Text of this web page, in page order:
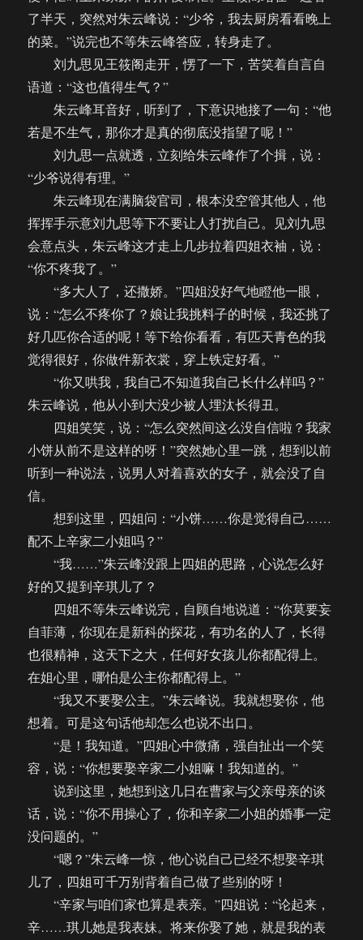
了半天，突然对朱云峰说：“少爷，我去厨房看看晚上
的菜。”说完也不等朱云峰答应，转身走了。
刘九思见王筱阁走开，愣了一下，苦笑着自言自
语道：“这也值得生气？”
朱云峰耳音好，听到了，下意识地接了一句：“他
若是不生气，那你才是真的彻底没指望了呢！”
刘九思一点就透，立刻给朱云峰作了个揖，说：
“少爷说得有理。”
朱云峰现在满脑袋官司，根本没空管其他人，他
挥挥手示意刘九思等下不要让人打扰自己。见刘九思
会意点头，朱云峰这才走上几步拉着四姐衣袖，说：
“你不疼我了。”
“多大人了，还撒娇。”四姐没好气地瞪他一眼，
说：“怎么不疼你了？娘让我挑料子的时候，我还挑了
好几匹你合适的呢！等下给你看看，有匹天青色的我
觉得很好，你做件新衣裳，穿上铁定好看。”
“你又哄我，我自己不知道我自己长什么样吗？”
朱云峰说，他从小到大没少被人埋汰长得丑。
四姐笑笑，说：“怎么突然间这么没自信啦？我家
小饼从前不是这样的呀！”突然她心里一跳，想到以前
听到一种说法，说男人对着喜欢的女子，就会没了自
信。
想到这里，四姐问：“小饼……你是觉得自己……
配不上辛家二小姐吗？”
“我……”朱云峰没跟上四姐的思路，心说怎么好
好的又提到辛琪儿了？
四姐不等朱云峰说完，自顾自地说道：“你莫要妄
自菲薄，你现在是新科的探花，有功名的人了，长得
也很精神，这天下之大，任何好女孩儿你都配得上。
在姐心里，哪怕是公主你都配得上。”
“我又不要娶公主。”朱云峰说。我就想娶你，他
想着。可是这句话他却怎么也说不出口。
“是！我知道。”四姐心中微痛，强自扯出一个笑
容，说：“你想要娶辛家二小姐嘛！我知道的。”
说到这里，她想到这几日在曹家与父亲母亲的谈
话，说：“你不用操心了，你和辛家二小姐的婚事一定
没问题的。”
“嗯？”朱云峰一惊，他心说自己已经不想娶辛琪
儿了，四姐可千万别背着自己做了些别的呀！
“辛家与咱们家也算是表亲。”四姐说：“论起来，
辛……琪儿她是我表妹。将来你娶了她，就是我的表